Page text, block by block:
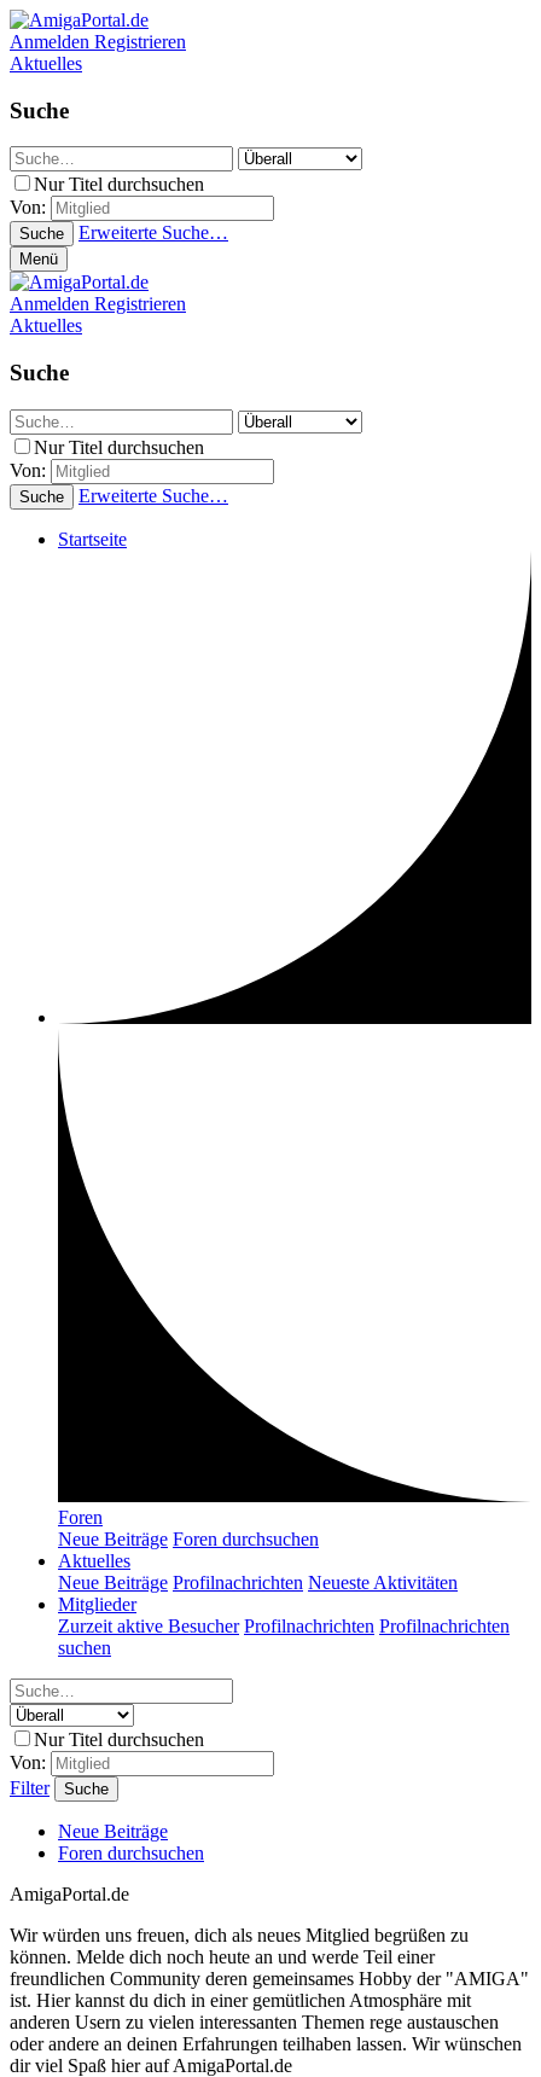
Anmelden Registrieren
Aktuelles
Suche
Nur Titel durchsuchen
Von:
Suche Erweiterte Suche…
Menü
Anmelden Registrieren
Aktuelles
Suche
Nur Titel durchsuchen
Von:
Suche Erweiterte Suche…
Startseite
Foren
Neue Beiträge Foren durchsuchen
Aktuelles
Neue Beiträge Profilnachrichten Neueste Aktivitäten
Mitglieder
Zurzeit aktive Besucher Profilnachrichten Profilnachrichten
suchen
Nur Titel durchsuchen
Von:
Filter
Suche
Neue Beiträge
Foren durchsuchen
AmigaPortal.de
Wir würden uns freuen, dich als neues Mitglied begrüßen zu
können. Melde dich noch heute an und werde Teil einer
freundlichen Community deren gemeinsames Hobby der "AMIGA"
ist. Hier kannst du dich in einer gemütlichen Atmosphäre mit
anderen Usern zu vielen interessanten Themen rege austauschen
oder andere an deinen Erfahrungen teilhaben lassen. Wir wünschen
dir viel Spaß hier auf AmigaPortal.de